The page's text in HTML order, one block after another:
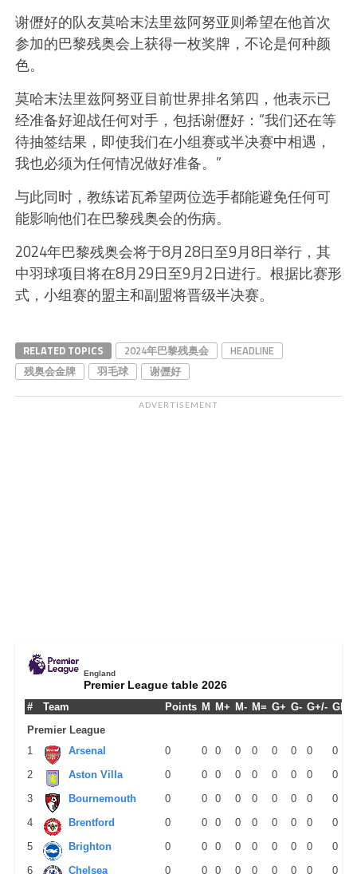
谢儮好的队友莫哈末法里兹阿努亚则希望在他首次
参加的巴黎残奥会上获得一枚奖牌，不论是何种颜
色。
莫哈末法里兹阿努亚目前世界排名第四，他表示已
经准备好迎战任何对手，包括谢儮好：“我们还在等
待抽签结果，即使我们在小组赛或半决赛中相遇，
我也必须为任何情况做好准备。”
与此同时，教练诺瓦希望两位选手都能避免任何可
能影响他们在巴黎残奥会的伤病。
2024年巴黎残奥会将于8月28日至9月8日举行，其
中羽球项目将在8月29日至9月2日进行。根据比赛形
式，小组赛的盟主和副盟将晋级半决赛。
RELATED TOPICS 2024年巴黎残奥会
HEADLINE
残奥会金牌
羽毛球 谢儮好
ADVERTISEMENT
England
Premier League table 2026
# Team Points M M+ M- M= G+ G- G+/- GPM
Premier League
1
Arsenal 0 0 0 0 0 0 0 0
0
2
Aston Villa 0 0 0 0 0 0 0 0
0
3
Bournemouth 0 0 0 0 0 0 0 0
0
4
Brentford 0 0 0 0 0 0 0 0
0
5
Brighton 0 0 0 0 0 0 0 0
0
6
Chelsea 0 0 0 0 0 0 0 0 0